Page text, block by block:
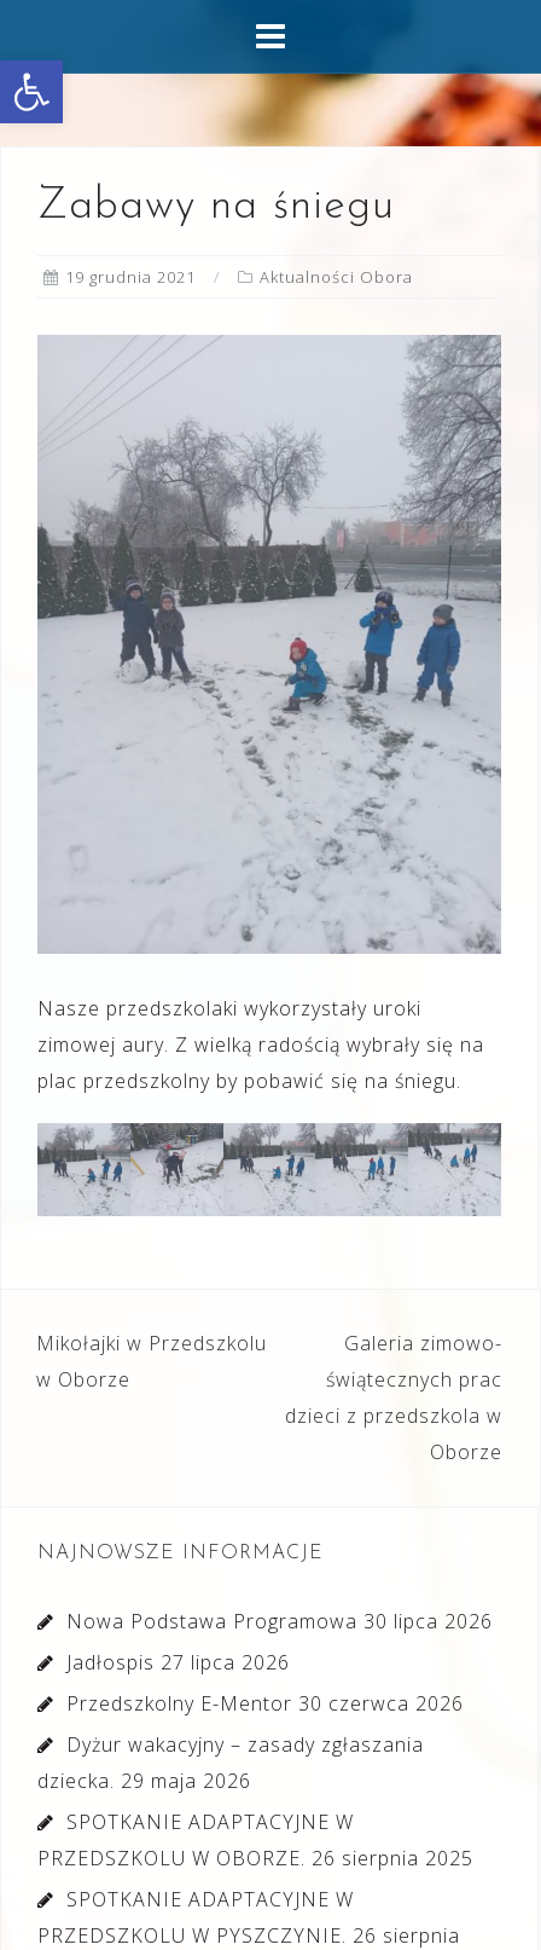
Otwórz pasek narzędzi
content
Zabawy na śniegu
19 grudnia 2021 Aktualności Obora
Nasze przedszkolaki wykorzystały uroki
zimowej aury. Z wielką radością wybrały się na
plac przedszkolny by pobawić się na śniegu.
Nawigacja
wpisu
Mikołajki w Przedszkolu
w Oborze
Galeria zimowo-
świątecznych prac
dzieci z przedszkola w
Oborze
NAJNOWSZE INFORMACJE
Nowa Podstawa Programowa 30 lipca 2026
Jadłospis 27 lipca 2026
Przedszkolny E-Mentor 30 czerwca 2026
Dyżur wakacyjny – zasady zgłaszania
dziecka. 29 maja 2026
SPOTKANIE ADAPTACYJNE W
PRZEDSZKOLU W OBORZE. 26 sierpnia 2025
SPOTKANIE ADAPTACYJNE W
PRZEDSZKOLU W PYSZCZYNIE. 26 sierpnia